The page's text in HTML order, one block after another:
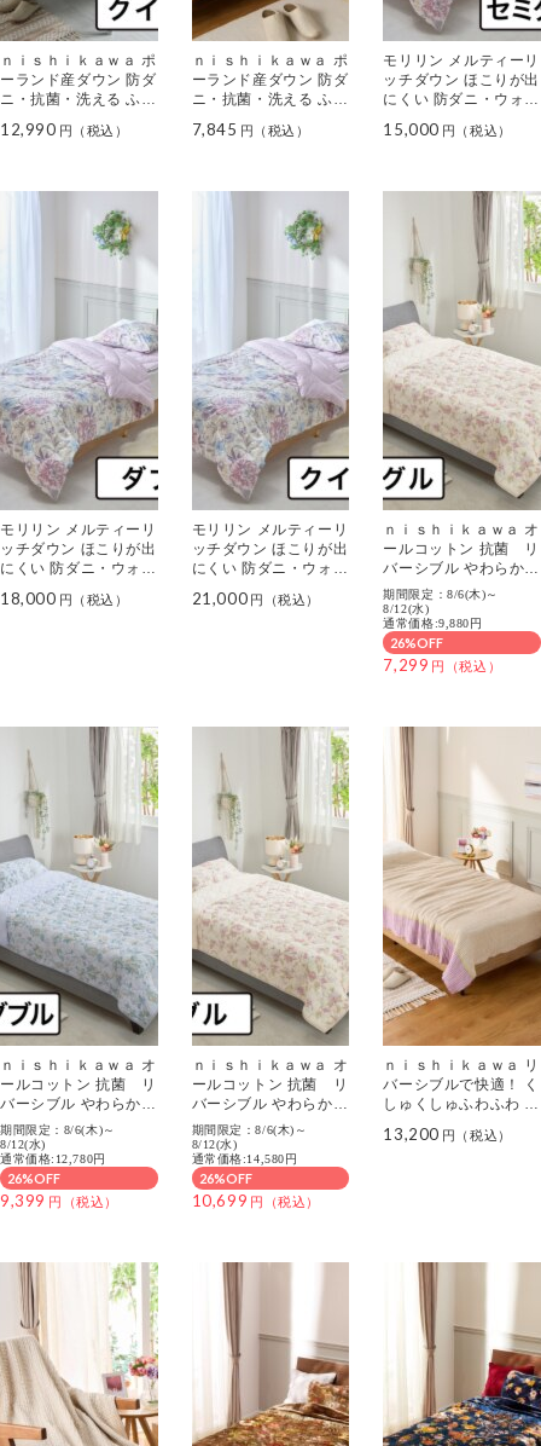
ｎｉｓｈｉｋａｗａ ポ
ーランド産ダウン 防ダ
ニ・抗菌・洗える ふわ
イーン＞
12,990
ｎｉｓｈｉｋａｗａ ポ
ーランド産ダウン 防ダ
ニ・抗菌・洗える ふわ
ーフ＞
7,845
モリリン メルティーリ
ッチダウン ほこりが出
にくい 防ダニ・ウォッ
ト ＜セミダブル＞
15,000
モリリン メルティーリ
ッチダウン ほこりが出
にくい 防ダニ・ウォッ
ト ＜ダブル＞
18,000
モリリン メルティーリ
ッチダウン ほこりが出
にくい 防ダニ・ウォッ
ト ＜クイーン＞
21,000
ｎｉｓｈｉｋａｗａ オ
ールコットン 抗菌 リ
バーシブル やわらか水
洗い キルトケット ＜
シングル＞
期間限定：8/6(木)～
8/12(水)
通常価格:9,880円
26%OFF
7,299
ｎｉｓｈｉｋａｗａ オ
ールコットン 抗菌 リ
バーシブル やわらか水
洗い キルトケット ＜
セミダブル＞
期間限定：8/6(木)～
8/12(水)
通常価格:12,780円
26%OFF
9,399
ｎｉｓｈｉｋａｗａ オ
ールコットン 抗菌 リ
バーシブル やわらか水
洗い キルトケット ＜
ダブル＞
期間限定：8/6(木)～
8/12(水)
通常価格:14,580円
26%OFF
10,699
ｎｉｓｈｉｋａｗａ リ
バーシブルで快適！ く
しゅくしゅふわふわ 日
コットンケット ＜シン
13,200